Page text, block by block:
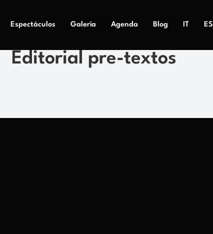
Espectáculos Galería Agenda Blog IT ES
Editorial pre-textos